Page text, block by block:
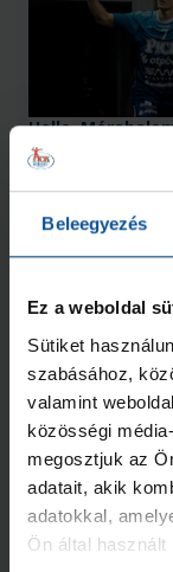
Beleegyezés
Ez a weboldal
Sütiket
szabásához,
valamint
közösségi
megosztjuk az
adatait, akik
adatokkal,
Ön által
Handball Family
Hello,
#kékek Tour!
További